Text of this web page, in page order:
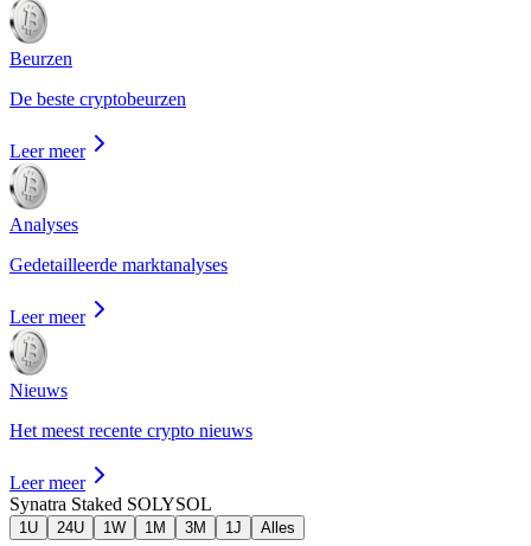
Beurzen
De beste cryptobeurzen
Leer meer
Analyses
Gedetailleerde marktanalyses
Leer meer
Nieuws
Het meest recente crypto nieuws
Leer meer
Synatra Staked SOLYSOL
1U 24U 1W 1M 3M 1J Alles